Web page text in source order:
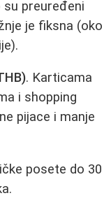
su preuređeni
je fiksna (oko
. Karticama
i shopping
pijace i manje
posete do 30